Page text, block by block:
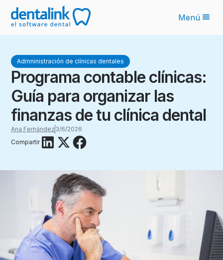
Novedades IA
Planes
Sobre nosotros
Blog
Recursos
Ingresar
Solicita tu cotización
Menú
Admninistración de clínicas dentales
Programa contable clínicas:
Guía para organizar las
finanzas de tu clínica dental
Ana Fernández 3/6/2026
Compartir